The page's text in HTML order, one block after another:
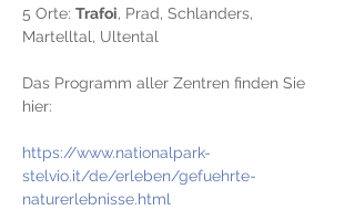
5 Orte: Trafoi, Prad, Schlanders,
Martelltal, Ultental
Das Programm aller Zentren finden Sie
hier:
https://www.nationalpark-
stelvio.it/de/erleben/gefuehrte-
naturerlebnisse.html